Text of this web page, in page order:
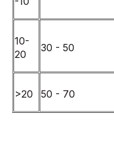
10-
20
30 - 50
>20 50 - 70